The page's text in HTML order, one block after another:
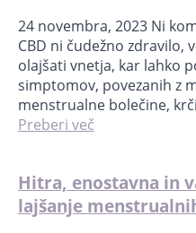
24 novembra, 2023 Ni
CBD ni čudežno zdravilo,
olajšati vnetja, kar lahko
simptomov, povezanih z
menstrualne bolečine,
Preberi več
Hitra, enostavna in
lajšanje